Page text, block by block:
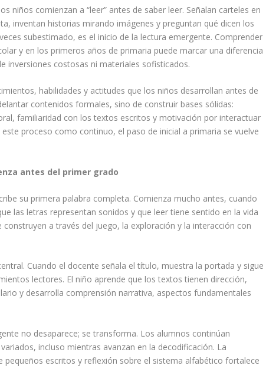
niños comienzan a “leer” antes de saber leer. Señalan carteles en
inventan historias mirando imágenes y preguntan qué dicen los
subestimado, es el inicio de la lectura emergente. Comprender
y en los primeros años de primaria puede marcar una diferencia
inversiones costosas ni materiales sofisticados.
habilidades y actitudes que los niños desarrollan antes de
contenidos formales, sino de construir bases sólidas:
familiaridad con los textos escritos y motivación por interactuar
proceso como continuo, el paso de inicial a primaria se vuelve
antes del primer grado
su primera palabra completa. Comienza mucho antes, cuando
las letras representan sonidos y que leer tiene sentido en la vida
a través del juego, la exploración y la interacción con
Cuando el docente señala el título, muestra la portada y sigue
lectores. El niño aprende que los textos tienen dirección,
y desarrolla comprensión narrativa, aspectos fundamentales
no desaparece; se transforma. Los alumnos continúan
incluso mientras avanzan en la decodificación. La
escritos y reflexión sobre el sistema alfabético fortalece